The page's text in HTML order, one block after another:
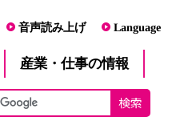
音声読み上げ Language
産業・仕事の情報